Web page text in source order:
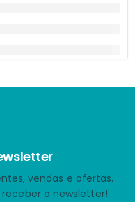
vendas e ofertas.
a newsletter!